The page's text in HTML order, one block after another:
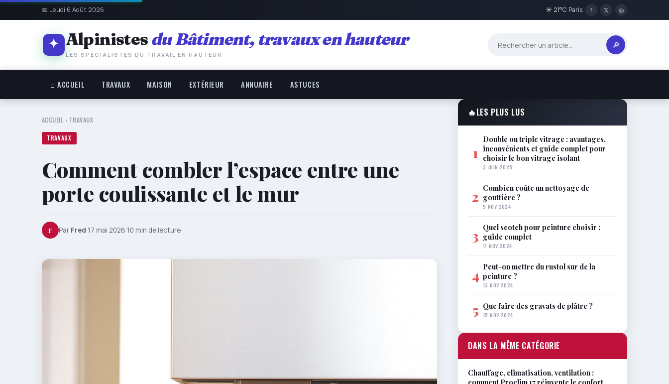
📅 Jeudi 6 Août 2026 ☀ 21°C Paris f 𝕏 ◎
Alpinistes du Bâtiment, travaux en hauteur
LES SPÉCIALISTES DU TRAVAIL EN HAUTEUR
🔎
⌂ ACCUEIL TRAVAUX MAISON EXTÉRIEUR ANNUAIRE ASTUCES
ACCUEIL › TRAVAUX
TRAVAUX
Comment combler l’espace entre une
porte coulissante et le mur
F Par Fred·17 mai 2026·10 min de lecture
🔥LES PLUS LUS
1
Double ou triple vitrage : avantages,
inconvénients et guide complet pour
choisir le bon vitrage isolant
3 JUIN 2025
2 Combien coûte un nettoyage de
gouttière ?
9 NOV 2024
3 Quel scotch pour peinture choisir :
guide complet
11 NOV 2024
4 Peut-on mettre du rustol sur de la
peinture ?
13 NOV 2024
5 Que faire des gravats de plâtre ?
15 NOV 2024
DANS LA MÊME CATÉGORIE
Chauffage, climatisation, ventilation :
comment Proclim 17 réinvente le confort